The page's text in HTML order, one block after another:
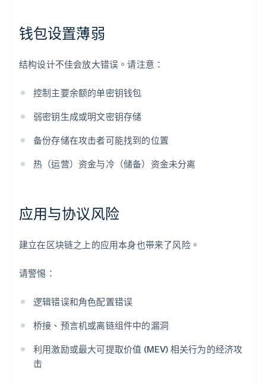
钱包设置薄弱
结构设计不佳会放大错误。请注意：
控制主要余额的单密钥钱包
弱密钥生成或明文密钥存储
备份存储在攻击者可能找到的位置
热（运营）资金与冷（储备）资金未分离
应用与协议风险
建立在区块链之上的应用本身也带来了风险。
请警惕：
逻辑错误和角色配置错误
桥接、预言机或离链组件中的漏洞
利用激励或最大可提取价值 (MEV) 相关行为的经济攻
击